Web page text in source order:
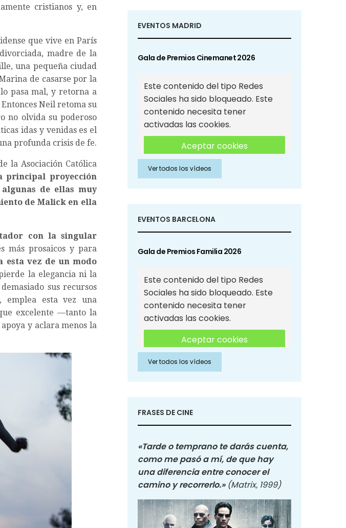
cristianos y, en
que vive en París
madre de la
una pequeña ciudad
de casarse por la
pasa mal, y retorna a
Neil retoma su
no olvida su poderoso
idas y venidas es el
profunda crisis de fe.
la Asociación Católica
principal proyección
de ellas muy
de Malick en ella
con la singular
más prosaicos y para
esta vez de un modo
la elegancia ni la
sus recursos
emplea esta vez una
excelente —tanto la
y aclara menos la
EVENTOS MADRID
Gala de Premios Cinemanet 2026
Este contenido del tipo Redes
Sociales ha sido bloqueado. Este
contenido necesita tener
activadas las cookies.
Aceptar cookies
Aceptar cookies de Redes
Sociales
Ver todos los vídeos
EVENTOS BARCELONA
Gala de Premios Familia 2026
Este contenido del tipo Redes
Sociales ha sido bloqueado. Este
contenido necesita tener
activadas las cookies.
Aceptar cookies
Aceptar cookies de Redes
Sociales
Ver todos los vídeos
FRASES DE CINE
«Tarde o temprano te darás cuenta,
como me pasó a mí, de que hay
una diferencia entre conocer el
camino y recorrerlo.» (Matrix, 1999)